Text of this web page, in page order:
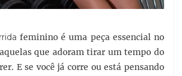
feminino é uma peça essencial no
que adoram tirar um tempo do
E se você já corre ou está pensando